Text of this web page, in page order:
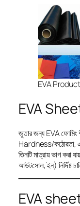
EVA
EVA
জুতার জন্য EVA
Hardness/কঠোরতা,
তিনটি মাত্রায় ভাগ করা
আউটসোল, ইন) নির্দিষ্ট
EVA sheet